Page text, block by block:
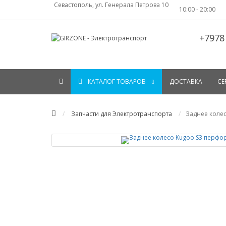
Севастополь, ул. Генерала Петрова 10
10:00 - 20:00
КАТАЛОГ ТОВАРОВ ДОСТАВКА
Запчасти для Электротранспорта Заднее